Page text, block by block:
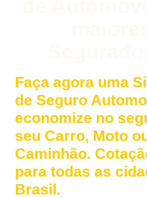
Faça agora uma
de Seguro
economize no
seu Carro, Moto
Caminhão.
para todas as
Brasil.